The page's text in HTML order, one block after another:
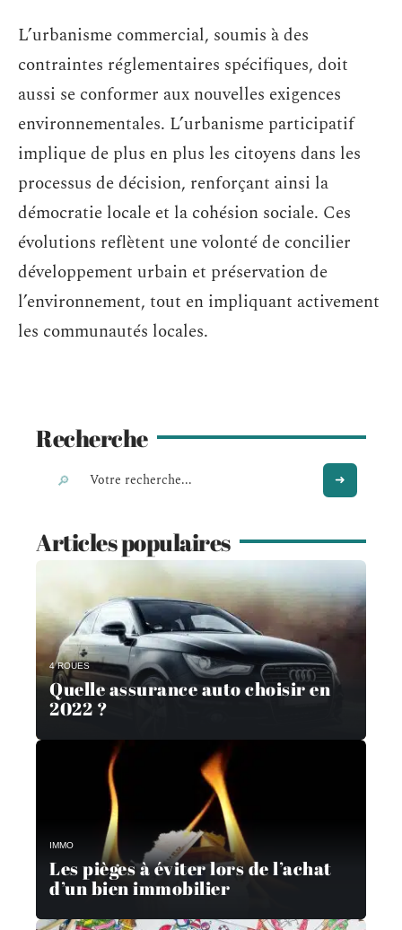
L’urbanisme commercial, soumis à des
contraintes réglementaires spécifiques, doit
aussi se conformer aux nouvelles exigences
environnementales. L’urbanisme participatif
implique de plus en plus les citoyens dans les
processus de décision, renforçant ainsi la
démocratie locale et la cohésion sociale. Ces
évolutions reflètent une volonté de concilier
développement urbain et préservation de
l’environnement, tout en impliquant activement
les communautés locales.
Recherche
Articles populaires
4 ROUES
Quelle assurance auto choisir en
2022 ?
IMMO
Les pièges à éviter lors de l’achat
d’un bien immobilier